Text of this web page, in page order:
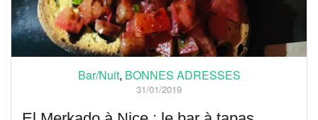
Bar/Nuit, BONNES ADRESSES
31/01/2019